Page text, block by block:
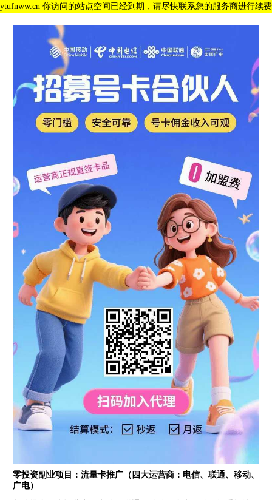
ytufnww.cn 你访问的站点空间已经到期，请尽快联系您的服务商进行续费
零投资副业项目：流量卡推广（四大运营商：电信、联通、移动、
广电）